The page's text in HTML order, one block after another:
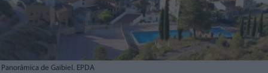
Panorámica de Gaibiel. EPDA